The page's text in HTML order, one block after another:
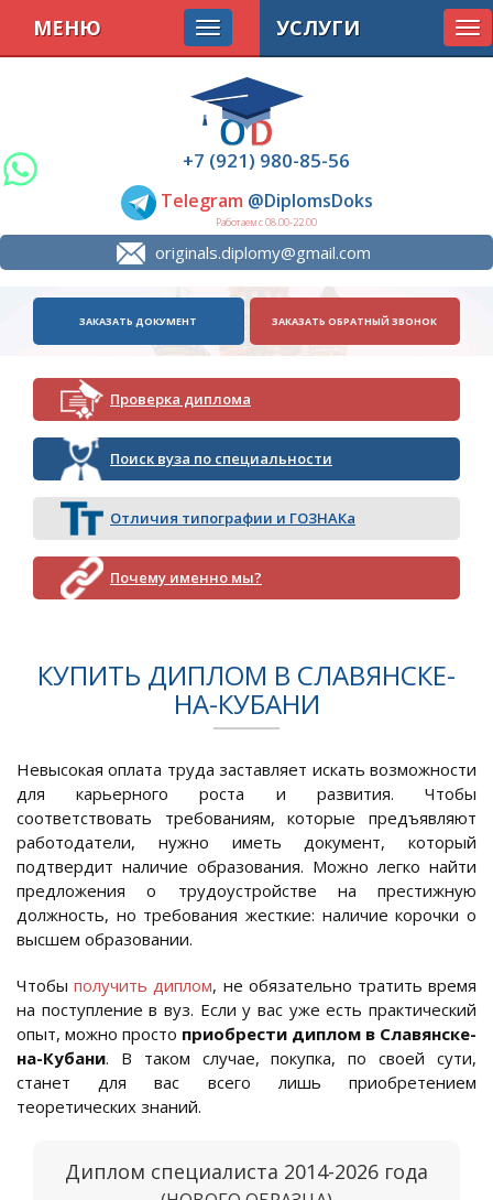
+7 (921) 980-85-56
Telegram @DiplomsDoks
Работаем с 08.00-22.00
originals.diplomy@gmail.com
МЕНЮ
ЗАКАЗАТЬ ДОКУМЕНТ ЗАКАЗАТЬ ОБРАТНЫЙ ЗВОНОК
Проверка диплома
Поиск вуза по специальности
Отличия типографии и ГОЗНАКа
Почему именно мы?
УСЛУГИ
КУПИТЬ ДИПЛОМ В СЛАВЯНСКЕ-
НА-КУБАНИ
Невысокая оплата труда заставляет искать возможности
для карьерного роста и развития. Чтобы
соответствовать требованиям, которые предъявляют
работодатели, нужно иметь документ, который
подтвердит наличие образования. Можно легко найти
предложения о трудоустройстве на престижную
должность, но требования жесткие: наличие корочки о
высшем образовании.
Чтобыполучить диплом, не обязательно тратить время
на поступление в вуз. Если у вас уже есть практический
опыт, можно просто приобрести диплом в Славянске-
на-Кубани. В таком случае, покупка, по своей сути,
станет для вас всего лишь приобретением
теоретических знаний.
Диплом специалиста 2014-2026 года